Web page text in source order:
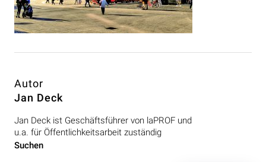
Autor
Jan Deck
Jan Deck ist Geschäftsführer von laPROF und
u.a. für Öffentlichkeitsarbeit zuständig
Beitragsnavigation
Suchen